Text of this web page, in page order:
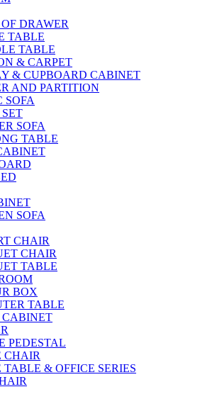
DRAWER
TABLE
TABLE
& CARPET
& CUPBOARD CABINET
AND PARTITION
SOFA
SOFA
TABLE
SOFA
CHAIR
CHAIR
TABLE
BOX
TABLE
PEDESTAL
CHAIR
TABLE & OFFICE SERIES